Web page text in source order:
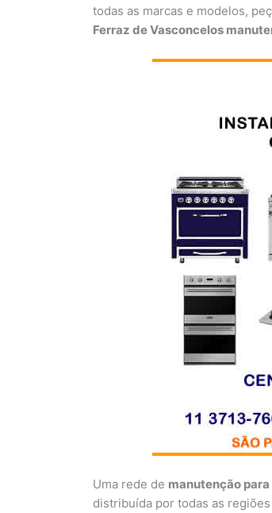
todas as marcas e modelos,
Ferraz de Vasconcelos
Uma rede de manutenção
distribuída por todas as